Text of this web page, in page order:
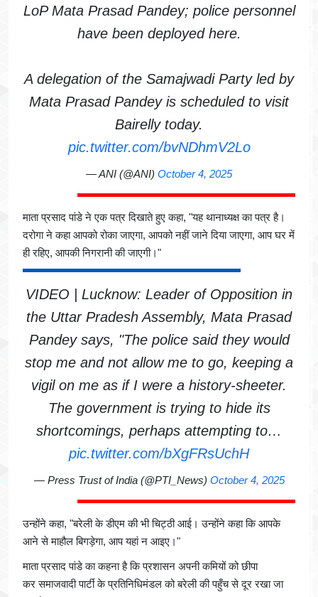
LoP Mata Prasad Pandey; police personnel
have been deployed here.
A delegation of the Samajwadi Party led by
Mata Prasad Pandey is scheduled to visit
Bairelly today.
pic.twitter.com/bvNDhmV2Lo
— ANI (@ANI) October 4, 2025
माता प्रसाद पांडे ने एक पत्र दिखाते हुए कहा, "यह थानाध्यक्ष का पत्र है।
दरोगा ने कहा आपको रोका जाएगा, आपको नहीं जाने दिया जाएगा, आप घर में
ही रहिए, आपकी निगरानी की जाएगी।"
VIDEO | Lucknow: Leader of Opposition in
the Uttar Pradesh Assembly, Mata Prasad
Pandey says, "The police said they would
stop me and not allow me to go, keeping a
vigil on me as if I were a history-sheeter.
The government is trying to hide its
shortcomings, perhaps attempting to…
pic.twitter.com/bXgFRsUchH
— Press Trust of India (@PTI_News) October 4, 2025
उन्होंने कहा, "बरेली के डीएम की भी चिट्ठी आई। उन्होंने कहा कि आपके
आने से माहौल बिगड़ेगा, आप यहां न आइए।"
माता प्रसाद पांडे का कहना है कि प्रशासन अपनी कमियों को छीपा
कर समाजवादी पार्टी के प्रतिनिधिमंडल को बरेली की पहुँच से दूर रखा जा